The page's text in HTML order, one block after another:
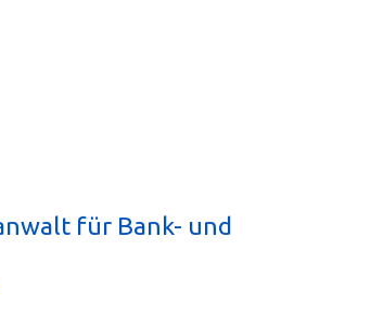
für Bank- und